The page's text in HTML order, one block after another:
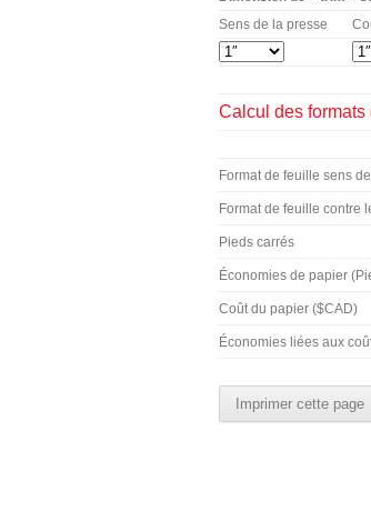
Sens de la presse
Calcul des
Format de feuille sens
Format de feuille contre
Pieds carrés
Économies de papier
Coût du papier ($CAD)
Économies liées aux